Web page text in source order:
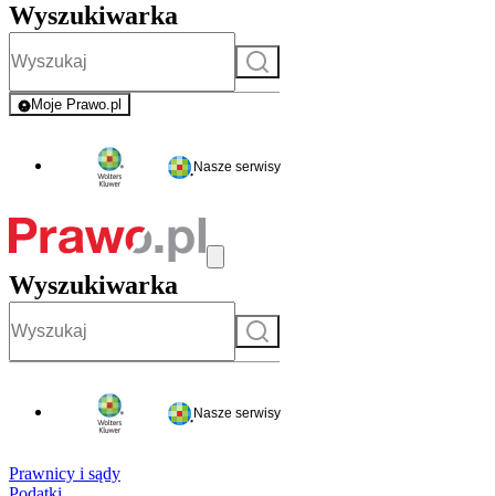
Wyszukiwarka
Szukaj
Moje Prawo.pl
- rejestracja i logowanie do serwisu
Nasze serwisy
Wyszukiwarka
Szukaj
Nasze serwisy
Prawnicy i sądy